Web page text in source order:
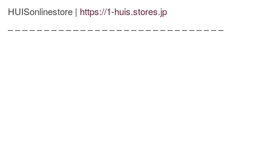
HUISonlinestore | https://1-huis.stores.jp
– – – – – – – – – – – – – – – – – – – – – – – – – – – – – –